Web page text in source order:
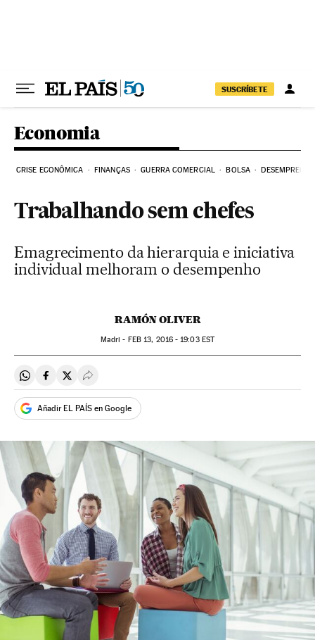
SUSCRÍBETE
Economia
CRISE ECONÔMICA FINANÇAS GUERRA COMERCIAL BOLSA DESEMPREGO
Trabalhando sem chefes
Emagrecimento da hierarquia e iniciativa
individual melhoram o desempenho
RAMÓN OLIVER
Madri - FEB 13, 2016 - 19:03EST
Compartir en Whatsapp
Compartir en Facebook
Compartir en Twitter
Desplegar Redes Sociales
Añadir EL PAÍS en Google